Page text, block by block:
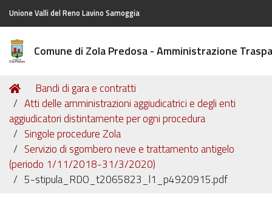
Unione Valli del Reno Lavino Samoggia
Comune di Zola Predosa - Amministrazione
Tu
sei
qui:
Home
Bandi di gara e contratti
Atti delle amministrazioni aggiudicatrici e degli enti
aggiudicatori distintamente per ogni procedura
Singole procedure Zola
Servizio di sgombero neve e trattamento antigelo
(periodo 1/11/2018-31/3/2020)
5-stipula_RDO_t2065823_l1_p4920915.pdf